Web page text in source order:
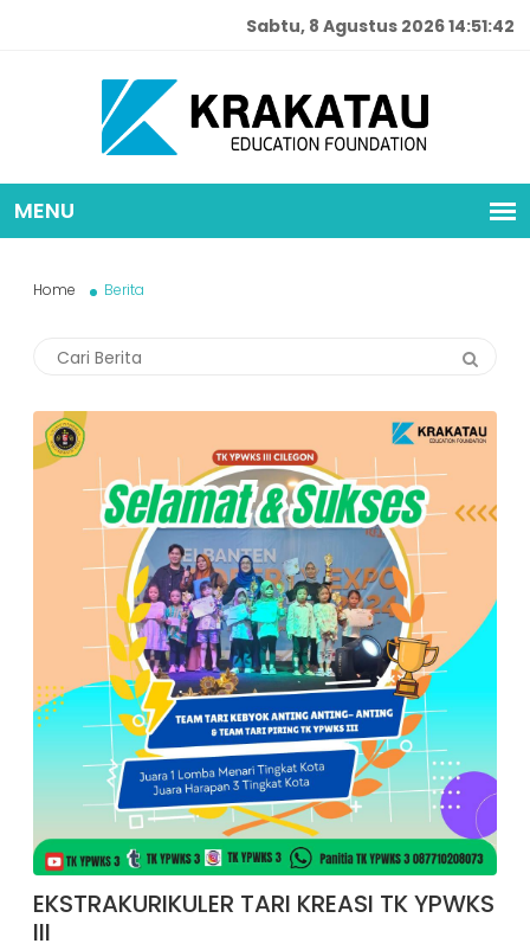
Sabtu, 8 Agustus 2026 14:51:44
Home Berita
EKSTRAKURIKULER TARI KREASI TK YPWKS
III